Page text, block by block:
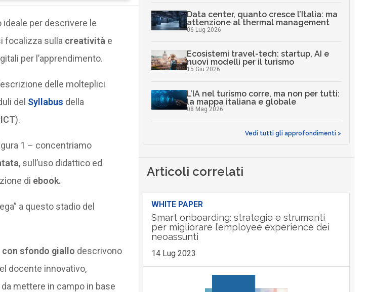
per descrivere le
focalizza sulla creatività e
per l’apprendimento.
delle molteplici
del Syllabus della
).
1 – concentriamo
, sull’uso didattico ed
di ebook.
a questo stadio del
con sfondo giallo descrivono
docente innovativo,
mettere in campo in base
Data center, quanto cresce l’Italia: ma
attenzione al thermal management
06 Lug 2026
Ecosistemi travel-tech: startup, AI e
nuovi modelli per il turismo
15 Giu 2026
L’IA nel turismo corre, ma non per tutti:
la mappa italiana e globale
08 Mag 2026
Vedi tutti gli approfondimenti >
Articoli correlati
WHITE PAPER
Smart onboarding: strategie e strumenti
per migliorare l’employee experience dei
neoassunti
14 Lug 2023